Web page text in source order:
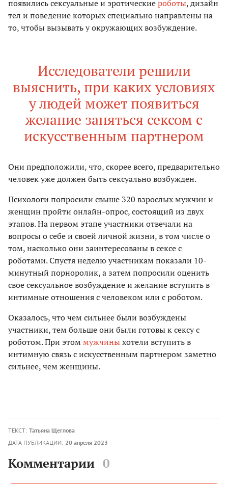
появились сексуальные и эротическиероботы, дизайн
тел и поведение которых специально направлены на
то, чтобы вызывать у окружающих возбуждение.
Исследователи решили
выяснить, при каких условиях
у людей может появиться
желание заняться сексом с
искусственным партнером
Они предположили, что, скорее всего, предварительно
человек уже должен быть сексуально возбужден.
Психологи попросили свыше 320 взрослых мужчин и
женщин пройти онлайн-опрос, состоящий из двух
этапов. На первом этапе участники отвечали на
вопросы о себе и своей личной жизни, в том числе о
том, насколько они заинтересованы в сексе с
роботами. Спустя неделю участникам показали 10-
минутный порноролик, а затем попросили оценить
свое сексуальное возбуждение и желание вступить в
интимные отношения с человеком или с роботом.
Оказалось, что чем сильнее были возбуждены
участники, тем больше они были готовы к сексу с
роботом. При этоммужчиныхотели вступить в
интимную связь с искусственным партнером заметно
сильнее, чем женщины.
ТЕКСТ: Татьяна Щеглова
ДАТА ПУБЛИКАЦИИ: 20 апреля 2023
Комментарии 0